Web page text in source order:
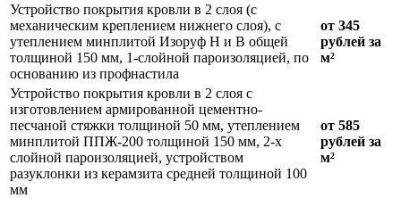
Устройство покрытия кровли в 2 слоя (с
механическим креплением нижнего слоя), с
утеплением минплитой Изоруф Н и В общей
толщиной 150 мм, 1-слойной пароизоляцией, по
основанию из профнастила
от 345
рублей за
м²
Устройство покрытия кровли в 2 слоя с
изготовлением армированной цементно-
песчаной стяжки толщиной 50 мм, утеплением
минплитой ППЖ-200 толщиной 150 мм, 2-х
слойной пароизоляцией, устройством
разуклонки из керамзита средней толщиной 100
мм
от 585
рублей за
м²